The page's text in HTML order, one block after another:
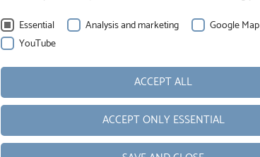
Nominel længde
Rørdiameter
Essential
Analysis and marketing
Google Map
YouTube
ACCEPT ALL
ACCEPT ONLY ESSENTIAL